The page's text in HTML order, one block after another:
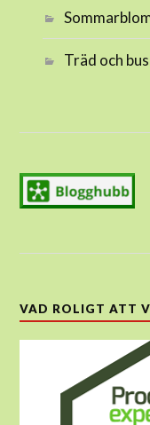
Träd och
VAD ROLIGT ATT